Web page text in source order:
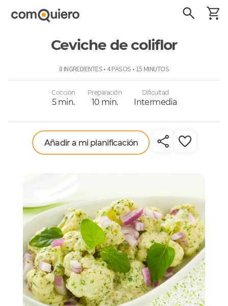
Ceviche de coliflor
8 INGREDIENTES • 4 PASOS • 15 MINUTOS
Cocción
5 min.
Preparación
10 min.
Dificultad
Intermedia
Añadir a mi planificación